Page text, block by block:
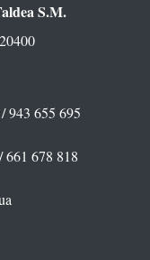
S.M.
/ 943 655 695
678 818